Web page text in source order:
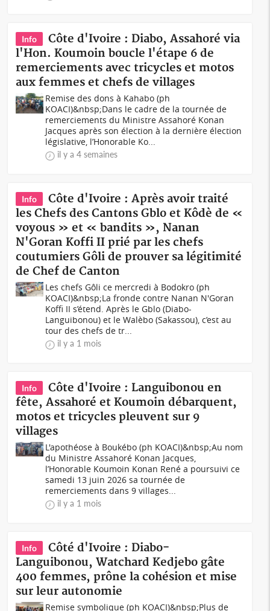
Info
Côte d'Ivoire : Diabo, Assahoré via
l'Hon. Koumoin boucle l'étape 6 de
remerciements avec tricycles et motos
aux femmes et chefs de villages
Remise des dons à Kahabo (ph
KOACI)&nbsp;Dans le cadre de la tournée de
remerciements du Ministre Assahoré Konan
Jacques après son élection à la dernière élection
législative, l’Honorable Ko...
il y a 4 semaines
Info
Côte d'Ivoire : Après avoir traité
les Chefs des Cantons Gblo et Kôdè de «
voyous » et « bandits », Nanan
N'Goran Koffi II prié par les chefs
coutumiers Gôli de prouver sa légitimité
de Chef de Canton
Les chefs Gôli ce mercredi à Bodokro (ph
KOACI)&nbsp;La fronde contre Nanan N'Goran
Koffi II s’étend. Après le Gblo (Diabo-
Languibonou) et le Walèbo (Sakassou), c’est au
tour des chefs de tr...
il y a 1 mois
Info
Côte d'Ivoire : Languibonou en
fête, Assahoré et Koumoin débarquent,
motos et tricycles pleuvent sur 9
villages
L'apothéose à Boukébo (ph KOACI)&nbsp;Au nom
du Ministre Assahoré Konan Jacques,
l’Honorable Koumoin Konan René a poursuivi ce
samedi 13 juin 2026 sa tournée de
remerciements dans 9 villages...
il y a 1 mois
Info
Côté d'Ivoire : Diabo-
Languibonou, Watchard Kedjebo gâte
400 femmes, prône la cohésion et mise
sur leur autonomie
Remise symbolique (ph KOACI)&nbsp;Plus de